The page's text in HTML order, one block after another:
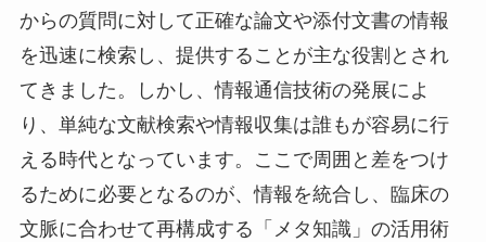
からの質問に対して正確な論文や添付文書の情報
を迅速に検索し、提供することが主な役割とされ
てきました。しかし、情報通信技術の発展によ
り、単純な文献検索や情報収集は誰もが容易に行
える時代となっています。ここで周囲と差をつけ
るために必要となるのが、情報を統合し、臨床の
文脈に合わせて再構成する「メタ知識」の活用術